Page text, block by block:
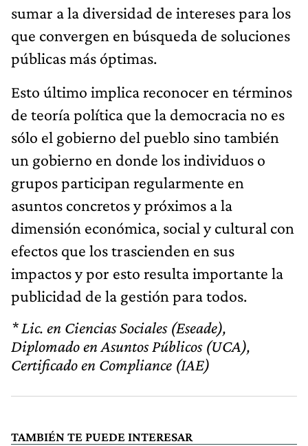
sumar a la diversidad de intereses para los
que convergen en búsqueda de soluciones
públicas más óptimas.
Esto último implica reconocer en términos
de teoría política que la democracia no es
sólo el gobierno del pueblo sino también
un gobierno en donde los individuos o
grupos participan regularmente en
asuntos concretos y próximos a la
dimensión económica, social y cultural con
efectos que los trascienden en sus
impactos y por esto resulta importante la
publicidad de la gestión para todos.
* Lic. en Ciencias Sociales (Eseade),
Diplomado en Asuntos Públicos (UCA),
Certificado en Compliance (IAE)
TAMBIÉN TE PUEDE INTERESAR